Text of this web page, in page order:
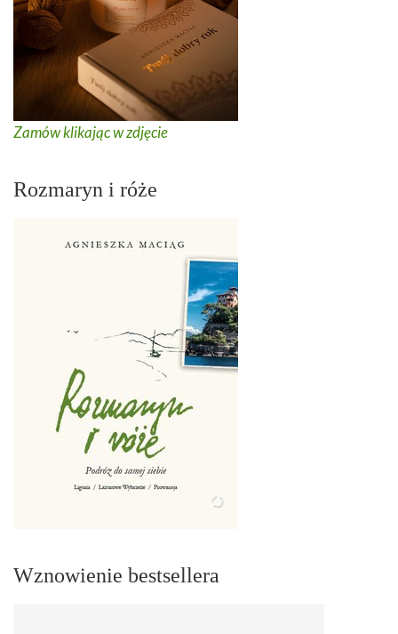
Zamów klikając w zdjęcie
Rozmaryn i róże
Wznowienie bestsellera